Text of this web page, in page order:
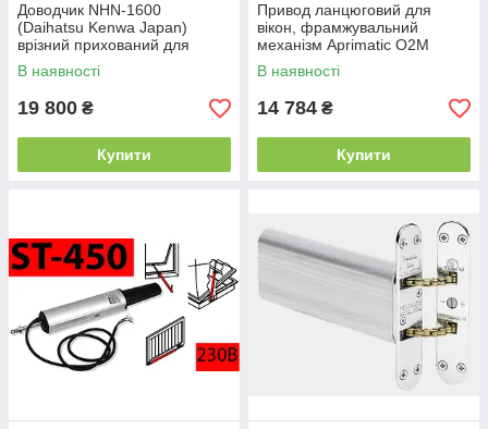
Доводчик NHN-1600
(Daihatsu Kenwa Japan)
врізний прихований для
дверей
В наявності
19 800 ₴
Купити
Привод ланцюговий для
вікон, фрамжувальний
механізм Aprimatic O2M
(Giesse, Mingardi),
автоматика для
димовидалення
В наявності
14 784 ₴
Купити